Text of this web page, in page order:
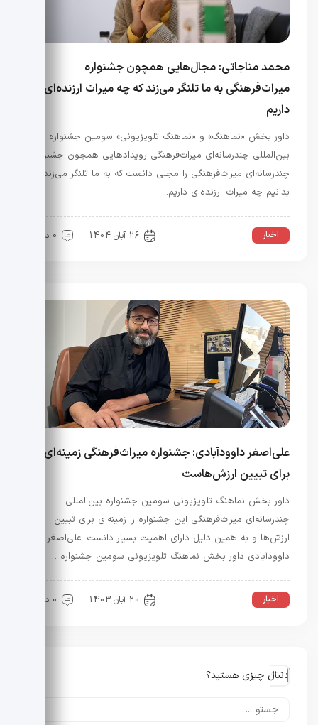
محمد مناجاتی: مجال‌هایی همچون جشنواره
میراث‌فرهنگی به ما تلنگر می‌زند که چه میراث ارزنده‌ای
داریم
داور بخش «نماهنگ» و «نماهنگ تلویزیونی» سومین جشنواره
بین‌المللی چندرسانه‌ای میراث‌فرهنگی رویدادهایی همچون جشنواره
چندرسانه‌ای میراث‌فرهنگی را مجلی دانست که به ما تلنگر می‌زند تا
بدانیم چه میراث ارزنده‌ای داریم.
اخبار 26 آبان 1404 0 دیدگاه
علی‌اصغر داوودآبادی: جشنواره میراث‌فرهنگی زمینه‌ای
برای تبیین ارزش‌هاست
داور بخش نماهنگ تلویزیونی سومین جشنواره بین‌المللی
چندرسانه‌ای میراث‌فرهنگی این جشنواره را زمینه‌ای برای تبیین
ارزش‌ها و به همین دلیل دارای اهمیت بسیار دانست. علی‌اصغر
داوودآبادی داور بخش نماهنگ تلویزیونی سومین جشنواره …
اخبار 20 آبان 1403 0 دیدگاه
دنبال چیزی هستید؟